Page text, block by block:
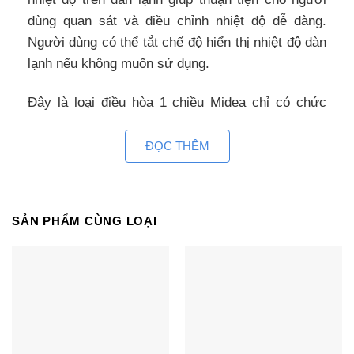
dùng quan sát và điều chỉnh nhiệt độ dễ dàng.
Người dùng có thể tắt chế độ hiển thị nhiệt độ dàn
lạnh nếu không muốn sử dụng.
Đây là loại điều hòa 1 chiều Midea chỉ có chức
18000BTU, là thiết bị làm mát lý tưởng cho căn
ĐỌC THÊM
SẢN PHẨM CÙNG LOẠI